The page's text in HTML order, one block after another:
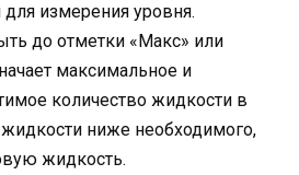
измерения уровня.
до отметки «Макс» или
максимальное и
количество жидкости в
ниже необходимого,
жидкость.